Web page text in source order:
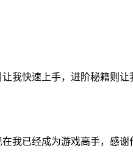
我快速上手，进阶秘籍则
我已经成为游戏高手，感谢